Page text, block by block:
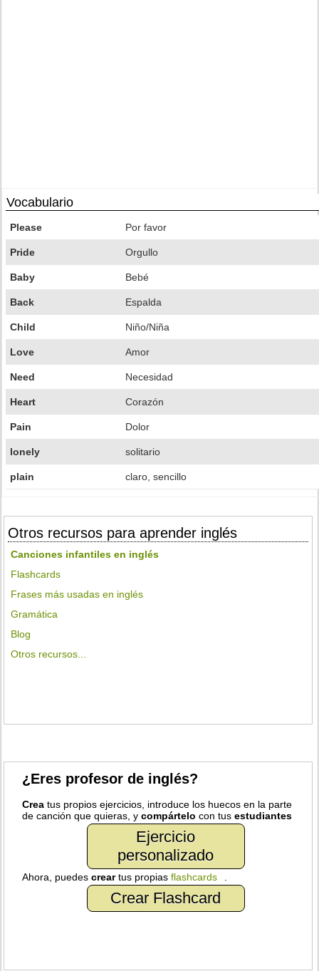
Vocabulario
Please Por favor
Pride Orgullo
Baby Bebé
Back Espalda
Child Niño/Niña
Love Amor
Need Necesidad
Heart Corazón
Pain Dolor
lonely solitario
plain claro, sencillo
Otros recursos para aprender inglés
Canciones infantiles en inglés
Flashcards
Frases más usadas en inglés
Gramática
Blog
Otros recursos...
¿Eres profesor de inglés?
Crea tus propios ejercicios, introduce los huecos en la parte
de canción que quieras, ycompártelo con tusestudiantes
Ejercicio
personalizado
Ahora, puedescreartus propiasflashcards
Crear Flashcard